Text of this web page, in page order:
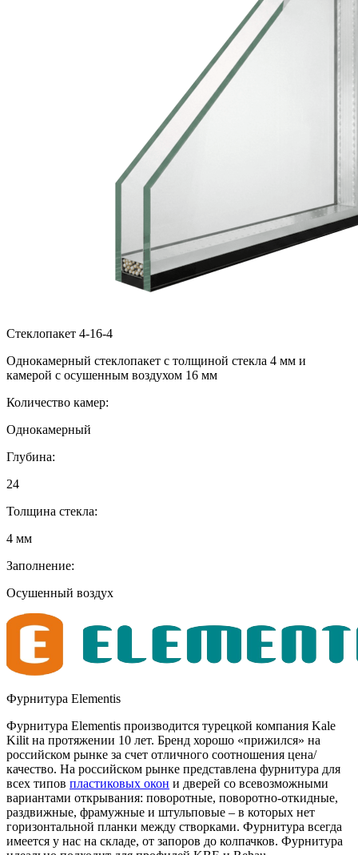
Стеклопакет 4-16-4
Однокамерный стеклопакет с толщиной стекла 4 мм и
камерой с осушенным воздухом 16 мм
Количество камер:
Однокамерный
Глубина:
24
Толщина стекла:
4 мм
Заполнение:
Осушенный воздух
Фурнитура Elementis
Фурнитура Elementis производится турецкой компания Kale
Kilit на протяжении 10 лет. Бренд хорошо «прижился» на
российском рынке за счет отличного соотношения цена/
качество. На российском рынке представлена фурнитура для
всех типов пластиковых окон и дверей со всевозможными
вариантами открывания: поворотные, поворотно-откидные,
раздвижные, фрамужные и штульповые – в которых нет
горизонтальной планки между створками. Фурнитура всегда
имеется у нас на складе, от запоров до колпачков. Фурнитура